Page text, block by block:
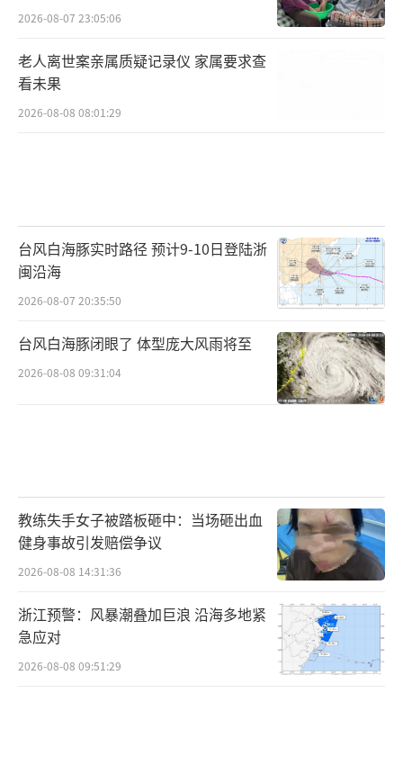
2026-08-07 23:05:06
老人离世案亲属质疑记录仪 家属要求查
看未果
2026-08-08 08:01:29
台风白海豚实时路径 预计9-10日登陆浙
闽沿海
2026-08-07 20:35:50
台风白海豚闭眼了 体型庞大风雨将至
2026-08-08 09:31:04
教练失手女子被踏板砸中：当场砸出血
健身事故引发赔偿争议
2026-08-08 14:31:36
浙江预警：风暴潮叠加巨浪 沿海多地紧
急应对
2026-08-08 09:51:29